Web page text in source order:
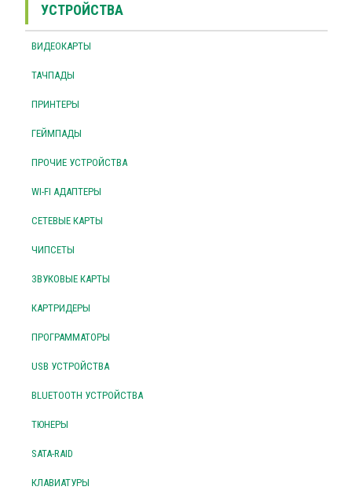
УСТРОЙСТВА
ВИДЕОКАРТЫ
ТАЧПАДЫ
ПРИНТЕРЫ
ГЕЙМПАДЫ
ПРОЧИЕ УСТРОЙСТВА
WI-FI АДАПТЕРЫ
СЕТЕВЫЕ КАРТЫ
ЧИПСЕТЫ
ЗВУКОВЫЕ КАРТЫ
КАРТРИДЕРЫ
ПРОГРАММАТОРЫ
USB УСТРОЙСТВА
BLUETOOTH УСТРОЙСТВА
ТЮНЕРЫ
SATA-RAID
КЛАВИАТУРЫ